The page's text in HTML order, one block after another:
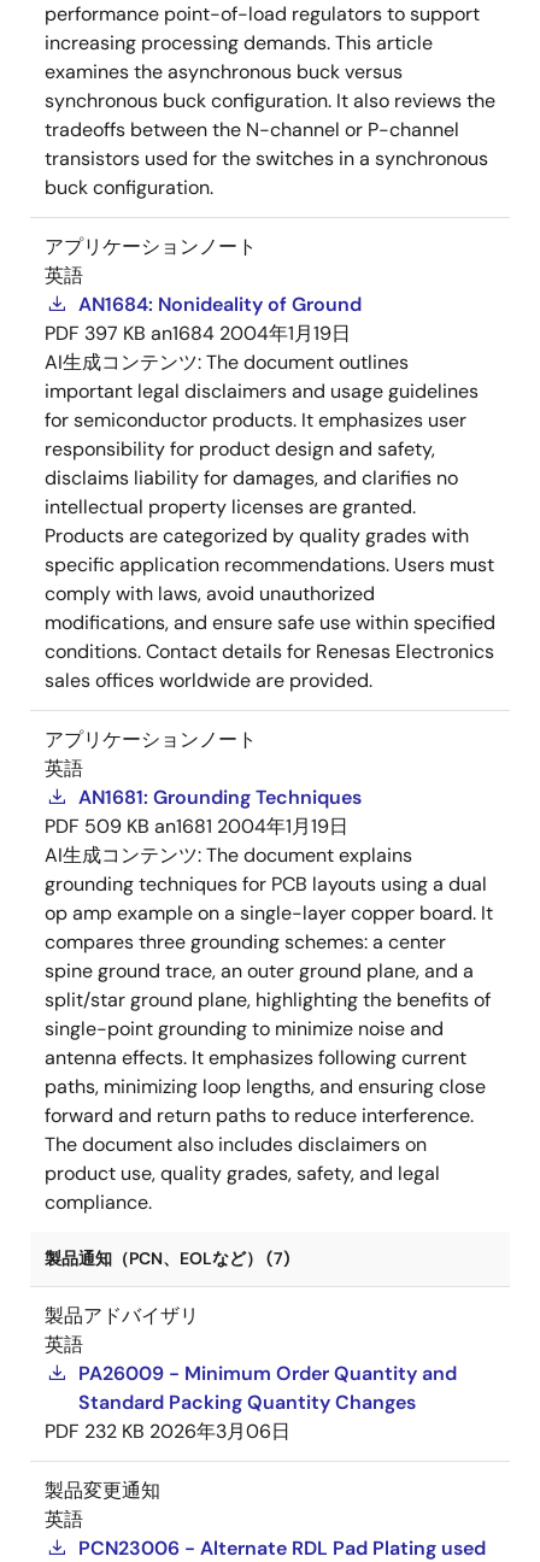
performance point-of-load regulators to support
increasing processing demands. This article
examines the asynchronous buck versus
synchronous buck configuration. It also reviews the
tradeoffs between the N-channel or P-channel
transistors used for the switches in a synchronous
buck configuration.
アプリケーションノート
英語
AN1684: Nonideality of Ground
PDF 397 KB an1684 2004年1月19日
AI生成コンテンツ:The document outlines
important legal disclaimers and usage guidelines
for semiconductor products. It emphasizes user
responsibility for product design and safety,
disclaims liability for damages, and clarifies no
intellectual property licenses are granted.
Products are categorized by quality grades with
specific application recommendations. Users must
comply with laws, avoid unauthorized
modifications, and ensure safe use within specified
conditions. Contact details for Renesas Electronics
sales offices worldwide are provided.
アプリケーションノート
英語
AN1681: Grounding Techniques
PDF 509 KB an1681 2004年1月19日
AI生成コンテンツ:The document explains
grounding techniques for PCB layouts using a dual
op amp example on a single-layer copper board. It
compares three grounding schemes: a center
spine ground trace, an outer ground plane, and a
split/star ground plane, highlighting the benefits of
single-point grounding to minimize noise and
antenna effects. It emphasizes following current
paths, minimizing loop lengths, and ensuring close
forward and return paths to reduce interference.
The document also includes disclaimers on
product use, quality grades, safety, and legal
compliance.
製品通知（PCN、EOLなど） (7)
製品アドバイザリ
英語
PA26009 - Minimum Order Quantity and
Standard Packing Quantity Changes
PDF 232 KB 2026年3月06日
製品変更通知
英語
PCN23006 - Alternate RDL Pad Plating used